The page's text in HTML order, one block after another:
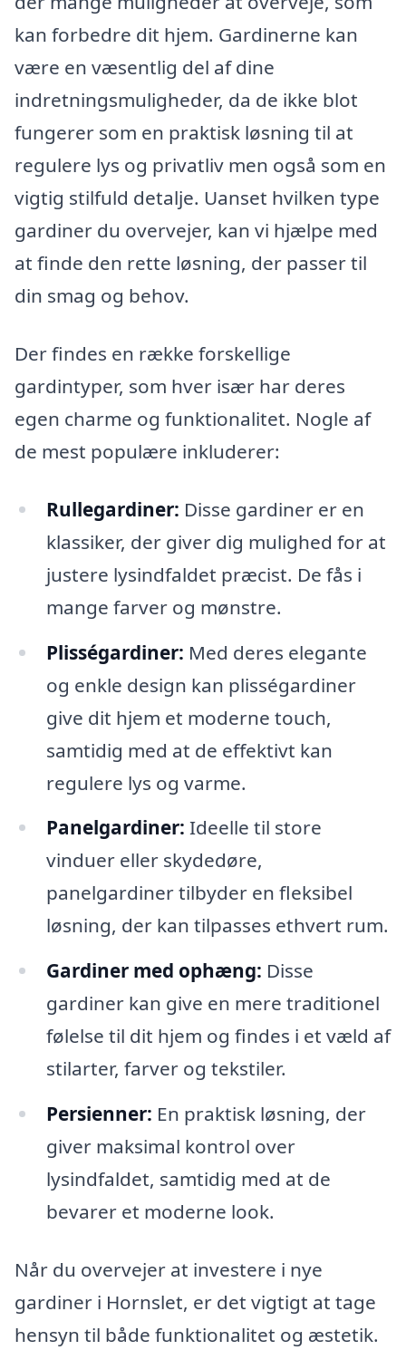
kan forbedre dit hjem. Gardinerne kan
være en væsentlig del af dine
indretningsmuligheder, da de ikke blot
fungerer som en praktisk løsning til at
regulere lys og privatliv men også som en
vigtig stilfuld detalje. Uanset hvilken type
gardiner du overvejer, kan vi hjælpe med
at finde den rette løsning, der passer til
din smag og behov.
Der findes en række forskellige
gardintyper, som hver især har deres
egen charme og funktionalitet. Nogle af
de mest populære inkluderer:
Rullegardiner: Disse gardiner er en
klassiker, der giver dig mulighed for at
justere lysindfaldet præcist. De fås i
mange farver og mønstre.
Plisségardiner: Med deres elegante
og enkle design kan plisségardiner
give dit hjem et moderne touch,
samtidig med at de effektivt kan
regulere lys og varme.
Panelgardiner: Ideelle til store
vinduer eller skydedøre,
panelgardiner tilbyder en fleksibel
løsning, der kan tilpasses ethvert rum.
Gardiner med ophæng: Disse
gardiner kan give en mere traditionel
følelse til dit hjem og findes i et væld af
stilarter, farver og tekstiler.
Persienner: En praktisk løsning, der
giver maksimal kontrol over
lysindfaldet, samtidig med at de
bevarer et moderne look.
Når du overvejer at investere i nye
gardiner i Hornslet, er det vigtigt at tage
hensyn til både funktionalitet og æstetik.